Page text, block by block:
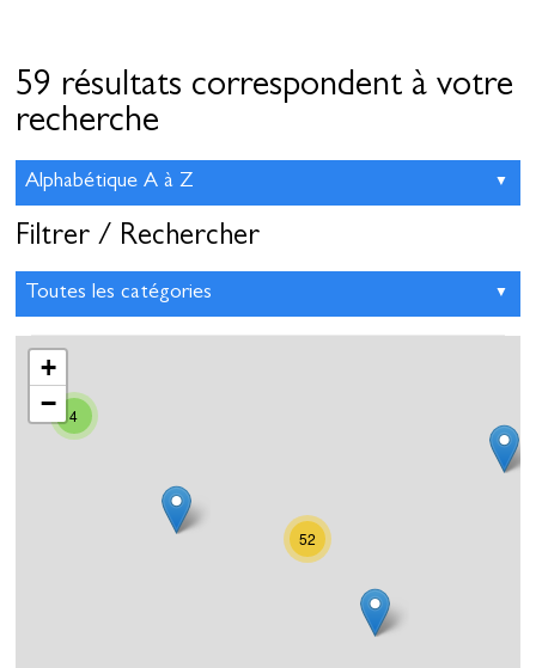
59 résultats correspondent à votre
recherche
Filtrer / Rechercher
4
52
+
−